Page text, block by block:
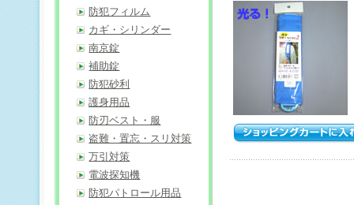
防犯フィルム
カギ・シリンダー
南京錠
補助錠
防犯砂利
護身用品
防刃ベスト・服
盗難・置忘・スリ対策
万引対策
電波探知機
防犯パトロール用品